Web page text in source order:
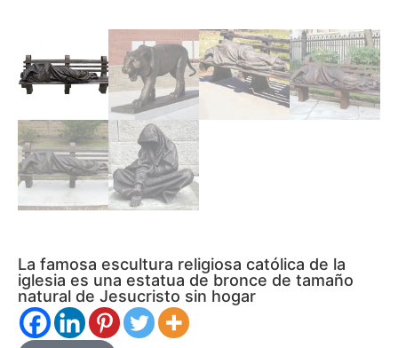
La famosa escultura religiosa católica de la
iglesia es una estatua de bronce de tamaño
natural de Jesucristo sin hogar